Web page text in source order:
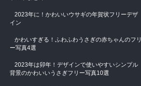
2023年に！かわいいウサギの年賀状フリーデザ
イン
かわいすぎる！ふわふわうさぎの赤ちゃんのフリ
ー写真4選
2023年は卯年！デザインで使いやすいシンプル
背景のかわいいうさぎフリー写真10選